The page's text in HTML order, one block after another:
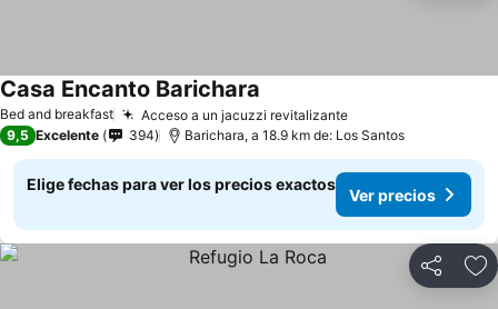
Bed and breakfast Acceso a un jacuzzi revitalizante
Casa Encanto Barichara
9,5 Excelente 394 Barichara, a 18.9 km de: Los Santos
Elige fechas para ver los precios exactos
Ver precios
Compartir